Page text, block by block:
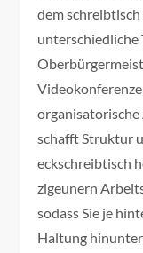
dem
unterschiedliche
organisatorische
schafft Struktur
eckschreibtisch
zigeunern
sodass Sie je
Haltung